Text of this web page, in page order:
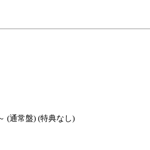
(通常盤) (特典なし)